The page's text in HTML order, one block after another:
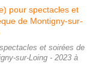
et soirées de
sur-Loing - 2023 à